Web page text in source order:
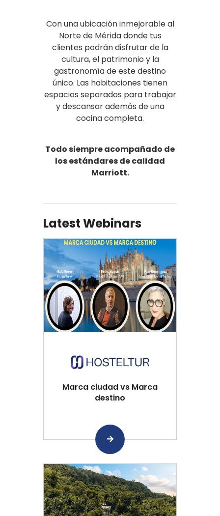
Con una ubicación inmejorable al
Norte de Mérida donde tus
clientes podrán disfrutar de la
cultura, el patrimonio y la
gastronomía de este destino
único. Las habitaciones tienen
espacios separados para trabajar
y descansar además de una
cocina completa.
Todo siempre acompañado de
los estándares de calidad
Marriott.
Latest Webinars
Marca ciudad vs Marca
destino